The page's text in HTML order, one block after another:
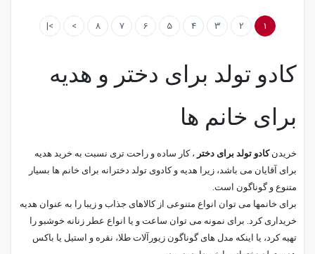
1
2
3
4
5
6
7
8
>
>|
کادو تولد برای دختر و هدیه
برای خانم ها
خریدنکادو تولد برای دختر ، کار ساده و راحت تری نسبت به خرید هدیه
برای آقایان می باشد، زیرا هدیه و کادوی تولد دخترانه برای خانم ها بسیار
متنوع و گوناگون است.
برای خانمها می توان انواع متنوعی از کالاهای جذاب و زیبا را به عنوان هدیه
خریداری کرد. برای نمونه می توان ساعت و یا انواع عطر زنانه خوشبو را
تهیه کرد، یا اینکه مدل های گوناگون زیورآلات طلا، نقره و استیل یا باکس